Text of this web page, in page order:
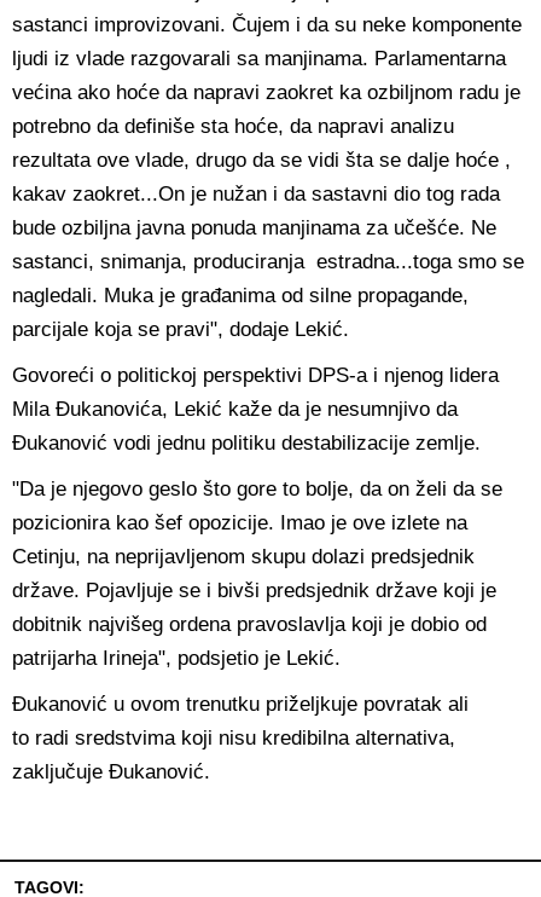
sastanci improvizovani. Čujem i da su neke komponente
ljudi iz vlade razgovarali sa manjinama. Parlamentarna
većina ako hoće da napravi zaokret ka ozbiljnom radu je
potrebno da definiše sta hoće, da napravi analizu
rezultata ove vlade, drugo da se vidi šta se dalje hoće ,
kakav zaokret...On je nužan i da sastavni dio tog rada
bude ozbiljna javna ponuda manjinama za učešće. Ne
sastanci, snimanja, produciranja estradna...toga smo se
nagledali. Muka je građanima od silne propagande,
parcijale koja se pravi", dodaje Lekić.
Govoreći o politickoj perspektivi DPS-a i njenog lidera
Mila Đukanovića, Lekić kaže da je nesumnjivo da
Đukanović vodi jednu politiku destabilizacije zemlje.
"Da je njegovo geslo što gore to bolje, da on želi da se
pozicionira kao šef opozicije. Imao je ove izlete na
Cetinju, na neprijavljenom skupu dolazi predsjednik
države. Pojavljuje se i bivši predsjednik države koji je
dobitnik najvišeg ordena pravoslavlja koji je dobio od
patrijarha Irineja", podsjetio je Lekić.
Đukanović u ovom trenutku priželjkuje povratak ali
to radi sredstvima koji nisu kredibilna alternativa,
zaključuje Đukanović.
TAGOVI: